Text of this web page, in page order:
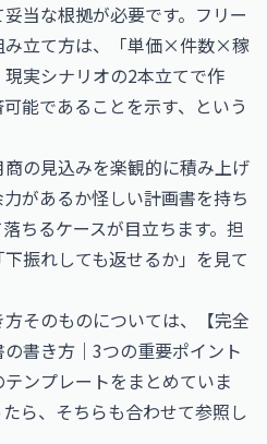
当な根拠が必要です。フリー
み立て方は、「単価×件数×稼
実シナリオの2本立てで作
能であることを示す、という
の見込みを楽観的に積み上げ
があるか怪しい計画書を持ち
ちるケースが目立ちます。担
振れしても返せるか」を見て
そのものについては、
【完全
書き方｜3つの重要ポイント
ンプレートをまとめていま
ら、そちらも合わせて参照し